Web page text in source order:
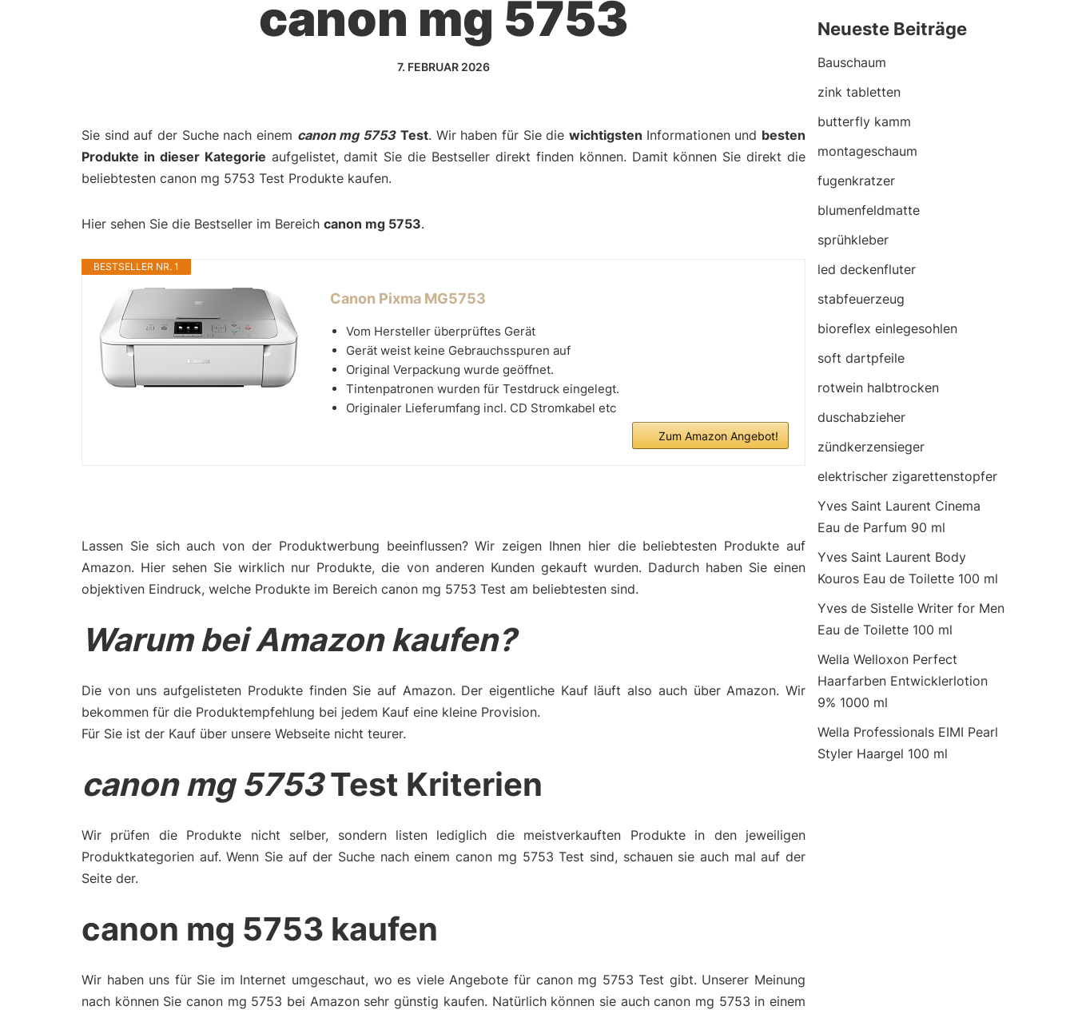
canon mg 5753
7. FEBRUAR 2026
Sie sind auf der Suche nach einem canon mg 5753 Test. Wir haben für Sie die wichtigsten Informationen und besten
Produkte in dieser Kategorie aufgelistet, damit Sie die Bestseller direkt finden können. Damit können Sie direkt die
beliebtesten canon mg 5753 Test Produkte kaufen.
Hier sehen Sie die Bestseller im Bereich canon mg 5753.
BESTSELLER NR. 1
Canon Pixma MG5753
Vom Hersteller überprüftes Gerät
Gerät weist keine Gebrauchsspuren auf
Original Verpackung wurde geöffnet.
Tintenpatronen wurden für Testdruck eingelegt.
Originaler Lieferumfang incl. CD Stromkabel etc
Zum Amazon Angebot!
Lassen Sie sich auch von der Produktwerbung beeinflussen? Wir zeigen Ihnen hier die beliebtesten Produkte auf
Amazon. Hier sehen Sie wirklich nur Produkte, die von anderen Kunden gekauft wurden. Dadurch haben Sie einen
objektiven Eindruck, welche Produkte im Bereich canon mg 5753 Test am beliebtesten sind.
Warum bei Amazon kaufen?
Die von uns aufgelisteten Produkte finden Sie auf Amazon. Der eigentliche Kauf läuft also auch über Amazon. Wir
bekommen für die Produktempfehlung bei jedem Kauf eine kleine Provision.
Für Sie ist der Kauf über unsere Webseite nicht teurer.
canon mg 5753Test Kriterien
Wir prüfen die Produkte nicht selber, sondern listen lediglich die meistverkauften Produkte in den jeweiligen
Produktkategorien auf. Wenn Sie auf der Suche nach einem canon mg 5753 Test sind, schauen sie auch mal auf der
Seite der.
canon mg 5753 kaufen
Wir haben uns für Sie im Internet umgeschaut, wo es viele Angebote für canon mg 5753 Test gibt. Unserer Meinung
nach können Sie canon mg 5753 bei Amazon sehr günstig kaufen. Natürlich können sie auch canon mg 5753 in einem
Neueste Beiträge
Bauschaum
zink tabletten
butterfly kamm
montageschaum
fugenkratzer
blumenfeldmatte
sprühkleber
led deckenfluter
stabfeuerzeug
bioreflex einlegesohlen
soft dartpfeile
rotwein halbtrocken
duschabzieher
zündkerzensieger
elektrischer zigarettenstopfer
Yves Saint Laurent Cinema
Eau de Parfum 90 ml
Yves Saint Laurent Body
Kouros Eau de Toilette 100 ml
Yves de Sistelle Writer for Men
Eau de Toilette 100 ml
Wella Welloxon Perfect
Haarfarben Entwicklerlotion
9% 1000 ml
Wella Professionals EIMI Pearl
Styler Haargel 100 ml